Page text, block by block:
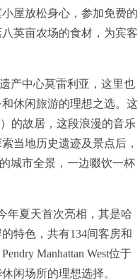
屋放松身心，参加免费的
英亩农场的食材，为宾客
产中心莫雷利亚，这里也
休闲旅游的理想之选。这
的故居，这段浪漫的音乐
当地历史遗迹及景点后，
城市全景，一边啜饮一杯
年夏天首次亮相，其是哈
特色，共有134间客房和
Manhattan West位于
闲场所的理想选择。